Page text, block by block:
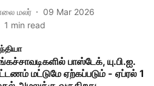
மலர்
09 Mar 2026
1 min read
பாஸ்டேக், யு.பி.ஐ.
மட்டுமே ஏற்கப்படும் - ஏப்ரல் 1